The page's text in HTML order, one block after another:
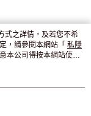
式之詳情，及若您不希
，請參閱本網站「 私隱
本公司得按本網站使用